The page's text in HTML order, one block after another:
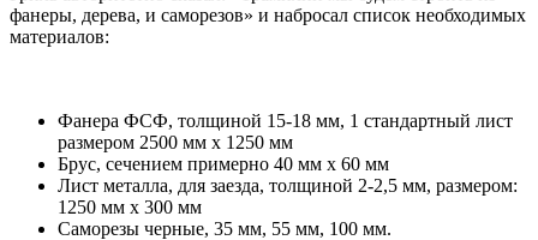
фанеры, дерева, и саморезов» и набросал список необходимых
материалов:
Фанера ФСФ, толщиной 15-18 мм, 1 стандартный лист
размером 2500 мм х 1250 мм
Брус, сечением примерно 40 мм х 60 мм
Лист металла, для заезда, толщиной 2-2,5 мм, размером:
1250 мм х 300 мм
Саморезы черные, 35 мм, 55 мм, 100 мм.